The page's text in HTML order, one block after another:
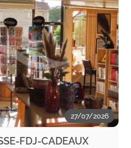
27/07/2026
FDJ-CADEAUX